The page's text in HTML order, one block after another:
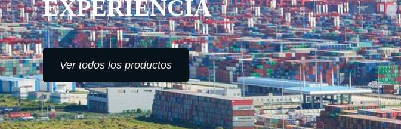
EXPERIENCIA
Ver todos los productos